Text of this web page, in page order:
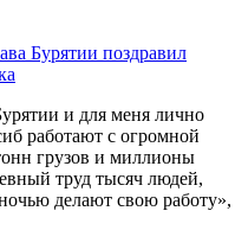
Бурятии поздравил
и для меня лично
работают с огромной
грузов и миллионы
труд тысяч людей,
делают свою работу»,